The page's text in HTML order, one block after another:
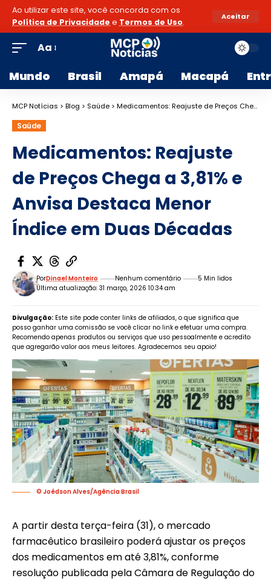
Ao utilizar este site, você concorda com os
Política de Privacidade e Termos de Uso.
Aceitar
Aa
Mundo Brasil Amapá Macapá
MCP Notícias > Blog > Saúde > Medicamentos: Reajuste de Preços Chega a 3,81% e Anvisa Destaca Menor Índice em Duas Décadas
Saúde
Medicamentos: Reajuste
de Preços Chega a 3,81% e
Anvisa Destaca Menor
Índice em Duas Décadas
Última atualização: 31 março, 2026 10:34 am
PorDinael Monteiro Nenhum comentário 5 Min lidos
Divulgação: Este site pode conter links de afiliados, o que significa que
posso ganhar uma comissão se você clicar no link e efetuar uma compra.
Recomendo apenas produtos ou serviços que uso pessoalmente e acredito
que agregarão valor aos meus leitores. Agradecemos seu apoio!
© Joédson Alves/Agência Brasil
A partir desta terça-feira (31), o mercado
farmacêutico brasileiro poderá ajustar os preços
dos medicamentos em até 3,81%, conforme
resolução publicada pela Câmara de Regulação do